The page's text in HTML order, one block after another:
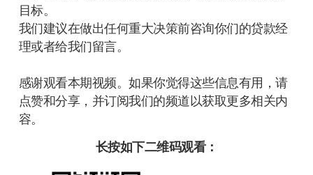
目标。
我们建议在做出任何重大决策前咨询你们的贷款经
理或者给我们留言。
感谢观看本期视频。如果你觉得这些信息有用，请
点赞和分享，并订阅我们的频道以获取更多相关内
容。
长按如下二维码观看：